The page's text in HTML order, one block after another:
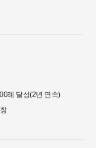
례 달성(2년 연속)